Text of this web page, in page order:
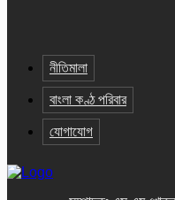
নীতিমালা
বাংলা কণ্ঠ পরিবার
যোগাযোগ